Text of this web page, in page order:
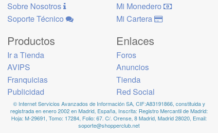
Sobre Nosotros
Soporte Técnico
Mi Monedero
Mi Cartera
Productos
Ir a Tienda
AVIPS
Franquicias
Publicidad
Enlaces
Foros
Anuncios
Tienda
Red Social
© Internet Servicios Avanzados de Información SA, CIF:A83191866, constituida y
registrada en enero 2002 en Madrid, España, Inscrita: Registro Mercantil de Madrid:
Hoja: M-29691, Tomo: 17284, Folio: 67. C/. Orense, 8 Madrid, Madrid 28020, Email:
soporte@shopperclub.net